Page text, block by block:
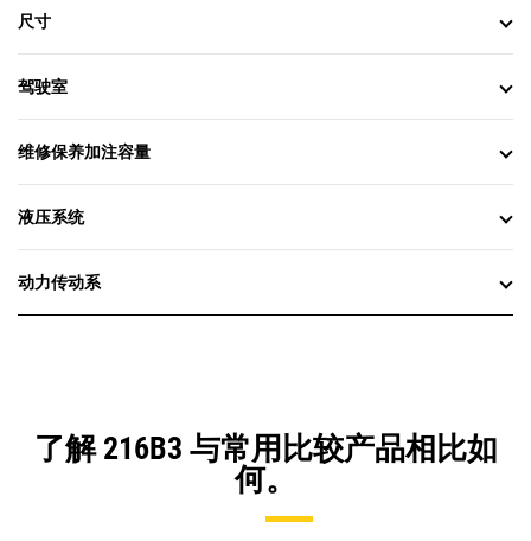
尺寸
驾驶室
维修保养加注容量
液压系统
动力传动系
了解 216B3 与常用比较产品相比如
何。